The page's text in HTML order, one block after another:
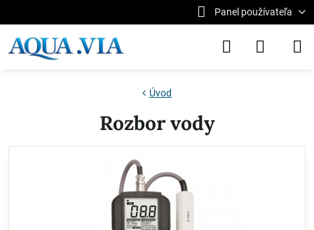
Panel používateľa
Úvod
Rozbor vody